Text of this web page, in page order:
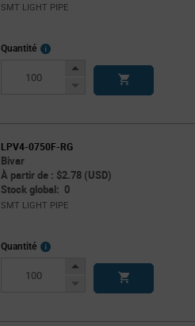
SMT LIGHT PIPE
Quantité
More
Increase
Decrease
LPV4-0750F-RG
Bivar
À partir de : $2.78 (USD)
Stock global: 0
SMT LIGHT PIPE
Quantité
More
Increase
Decrease